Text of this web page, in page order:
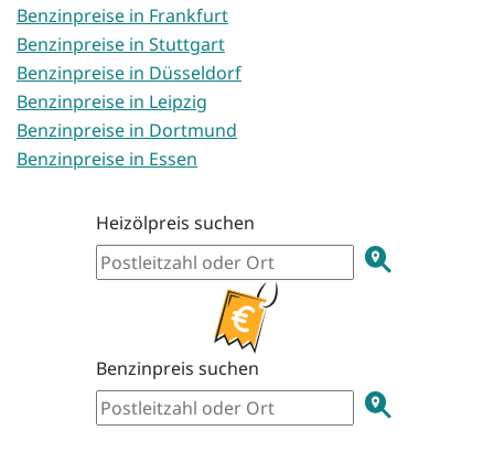
Benzinpreise in Frankfurt
Benzinpreise in Stuttgart
Benzinpreise in Düsseldorf
Benzinpreise in Leipzig
Benzinpreise in Dortmund
Benzinpreise in Essen
Heizölpreis suchen
Benzinpreis suchen